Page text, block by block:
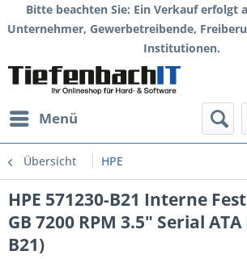
Bitte beachten Sie: Ein Verkauf erfolgt
Unternehmer, Gewerbetreibende,
Institutionen.
Menü
Übersicht HPE
HPE 571230-B21 Interne
GB 7200 RPM 3.5" Serial
B21)